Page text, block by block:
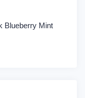
Blueberry Mint